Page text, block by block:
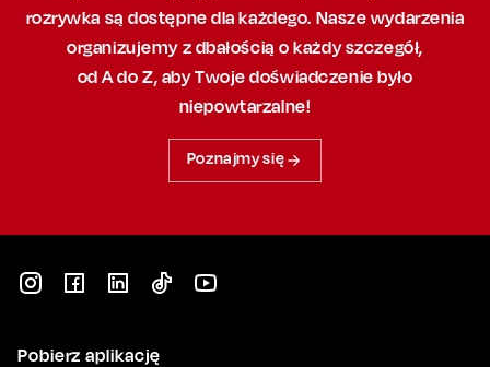
rozrywka są dostępne dla każdego. Nasze wydarzenia
organizujemy z dbałością o każdy szczegół,
od A do Z, abyTwoje doświadczenie było
niepowtarzalne!
Poznajmy się
Pobierz aplikację